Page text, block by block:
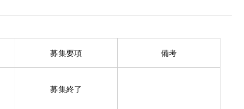
募集要項 備考
募集終了